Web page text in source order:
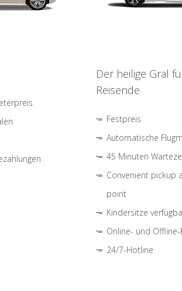
Der heilige Gral
Reisende
Festpreis
Automatische
45 Minuten
Convenient pickup
point
Kindersitze
Online- und Offline-
24/7-Hotline